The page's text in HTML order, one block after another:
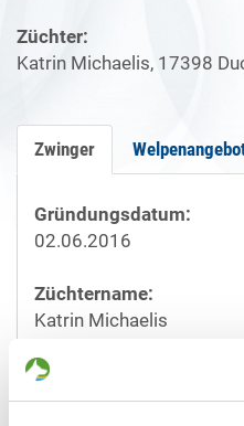
Züchter:
Katrin Michaelis, 17398
Zwinger
Gründungsdatum:
02.06.2016
Züchtername:
Katrin Michaelis
Straße/Nr.:
Feldweg 2